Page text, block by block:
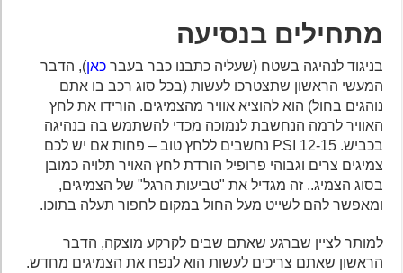
מתחילים בנסיעה
בניגוד לנהיגה בשטח (שעליה כתבנו כבר בעברכאן), הדבר
המעשי הראשון שתצטרכו לעשות (בכל סוג רכב בו אתם
נוהגים בחול) הוא להוציא אוויר מהצמיגים. הורידו את לחץ
האוויר לרמה הנחשבת לנמוכה מכדי להשתמש בה בנהיגה
בכביש. 12-15 PSI נחשבים ללחץ טוב – פחות אם יש לכם
צמיגים צרים וגבוהי פרופיל הורדת לחץ האויר תלויה כמובן
בסוג הצמיג.. זה מגדיל את "טביעות הרגל" של הצמיגים,
ומאפשר להם לשייט מעל החול במקום לחפור תעלה בתוכו.
למותר לציין שברגע שאתם שבים לקרקע מוצקה, הדבר
הראשון שאתם צריכים לעשות הוא לנפח את הצמיגים מחדש.